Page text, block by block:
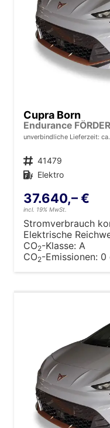
Cupra Born
unverbindliche Lieferzeit:
Fahrzeugnr. 41479
Kraftstoff Elektro
37.640,– €
incl. 19% MwSt.
Stromverbrauch
Elektrische
CO2-Klasse: A
CO2-Emissionen: 0